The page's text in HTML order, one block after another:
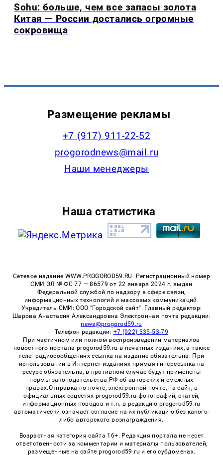
Sohu: больше, чем все запасы золота
Китая — России достались огромные
сокровища
Размещение рекламы
+7 (917) 911-22-52
progorodnews@mail.ru
Наши менеджеры
Наша статистика
Сетевое издание WWW.PROGOROD59.RU. Регистрационный номер
СМИ ЭЛ № ФС 77 — 86579 от 22 января 2024 г. выдан
Федеральной службой по надзору в сфере связи,
информационных технологий и массовых коммуникаций.
Учредитель СМИ: ООО "Городской сайт". Главный редактор:
Шарова Анастасия Александровна Электронная почта редакции:
news@progorod59.ru
Телефон редакции: +7 (922) 335-53-79
При частичном или полном воспроизведении материалов
новостного портала progorod59.ru в печатных изданиях, а также
теле- радиосообщениях ссылка на издание обязательна. При
использовании в Интернет-изданиях прямая гиперссылка на
ресурс обязательна, в противном случае будут применены
нормы законодательства РФ об авторских и смежных
правах.Отправка по почте, электронной почте, на сайт, в
официальных соцсетях progorod59.ru фотографий, статей,
информационных поводов и т.п. в редакцию progorod59.ru
автоматически означает согласие на их публикацию без какого-
либо авторского вознаграждения.
Возрастная категория сайта 16+. Редакция портала не несет
ответственности за комментарии и материалы пользователей,
размещенные на сайте progorod59.ru и его субдоменах.